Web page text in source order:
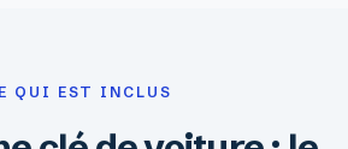
QUI EST INCLUS